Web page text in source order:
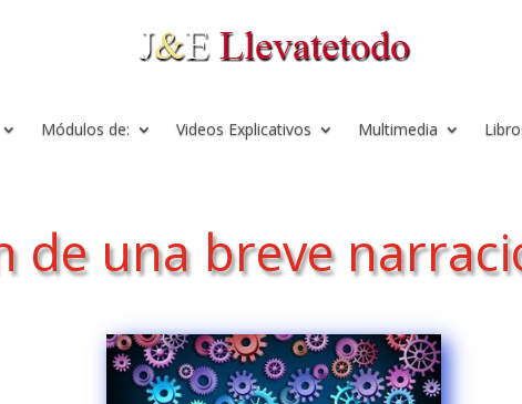
Módulos de: Videos Explicativos Multimedia
de una breve